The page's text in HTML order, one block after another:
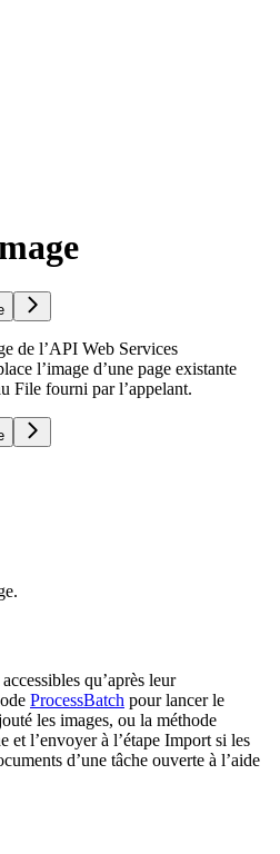
de l’API Web Services
l’image d’une page existante
File fourni par l’appelant.
qu’après leur
ProcessBatch pour lancer le
les images, ou la méthode
et l’envoyer à l’étape Import si les
d’une tâche ouverte à l’aide